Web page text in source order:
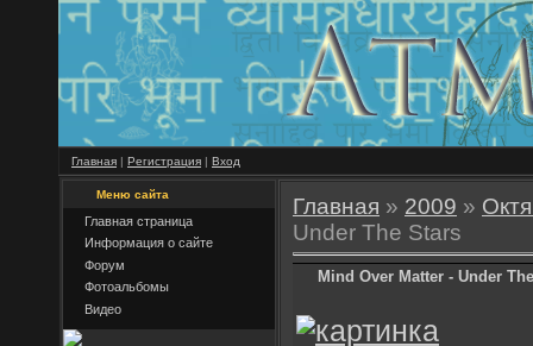
Главная | Регистрация | Вход
Меню сайта
Главная страница
Информация о сайте
Форум
Фотоальбомы
Видео
Главная » 2009 »
Under The Stars
Mind Over Matter - Under